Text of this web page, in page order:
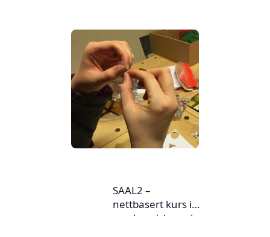
SAAL2 –
nettbasert kurs i
nordsamisk med